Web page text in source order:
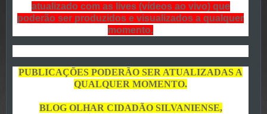
atualizado com as lives (vídeos ao vivo) que
poderão ser produzidos e visualizados a qualquer
momento.
PUBLICAÇÕES PODERÃO SER ATUALIZADAS A
QUALQUER MOMENTO.
BLOG OLHAR CIDADÃO SILVANIENSE,